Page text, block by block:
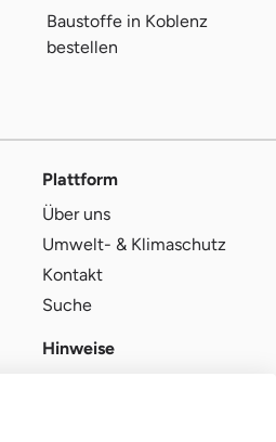
Baustoffe in Koblenz
bestellen
Plattform
Über uns
Umwelt- & Klimaschutz
Kontakt
Suche
Hinweise